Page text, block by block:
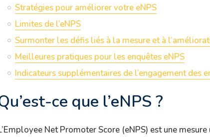
Stratégies pour améliorer votre eNPS
Limites de l’eNPS
Surmonter les défis liés à la mesure et à
Meilleures pratiques pour les enquêtes eNPS
Indicateurs supplémentaires de l’engagement des
ce que l’eNPS ?
Net Promoter Score (eNPS) est une